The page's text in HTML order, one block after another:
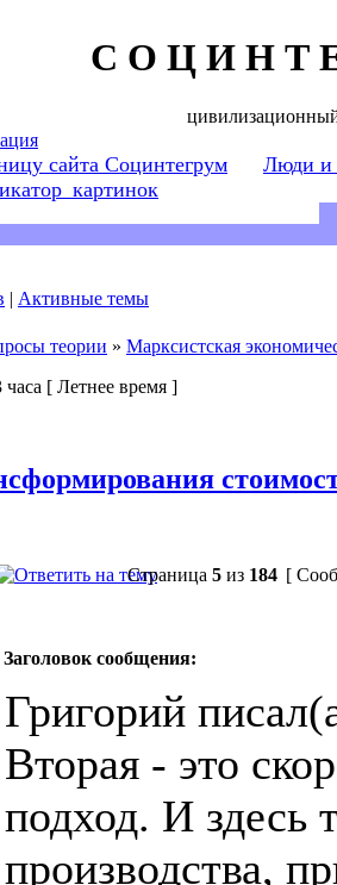
С О Ц И Н Т
сайта Социнтегрум
Люди и
| Активные темы
теории » Марксистская
[ Летнее время ]
Страница 5 из 184 [
Заголовок сообщения:
Григорий
Вторая - это
подход. И здесь
производства,